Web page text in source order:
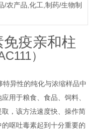
/农产品,化工,制药/生物制
疫亲和柱
）
特异性的纯化与浓缩样品中
用于粮食、食品、饲料、
，该方法速度快、操作简
的呕吐毒素起到十分重要的